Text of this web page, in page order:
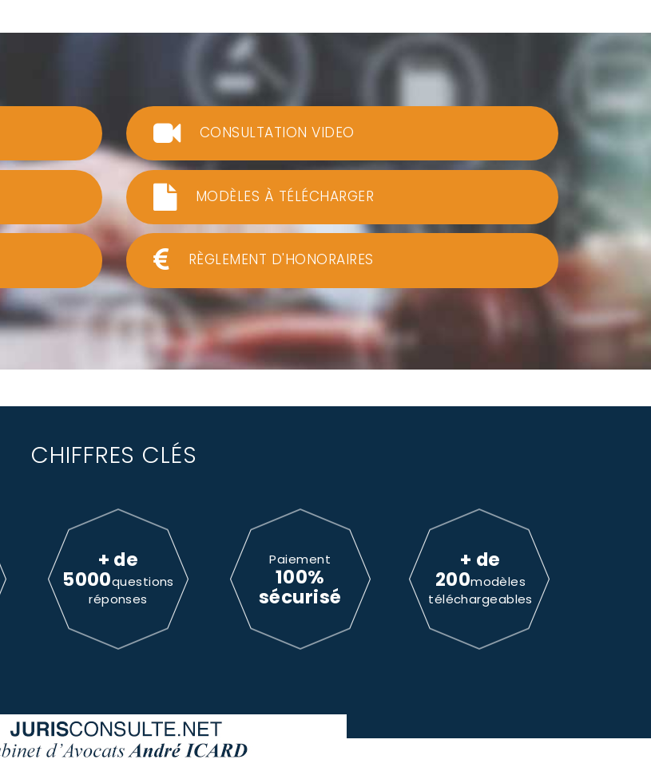
CONSULTATION VIDEO
MODÈLES À TÉLÉCHARGER
RÈGLEMENT D'HONORAIRES
CHIFFRES CLÉS
+ de
5000questions
réponses
Paiement
100%
sécurisé
+ de
200modèles
téléchargeables